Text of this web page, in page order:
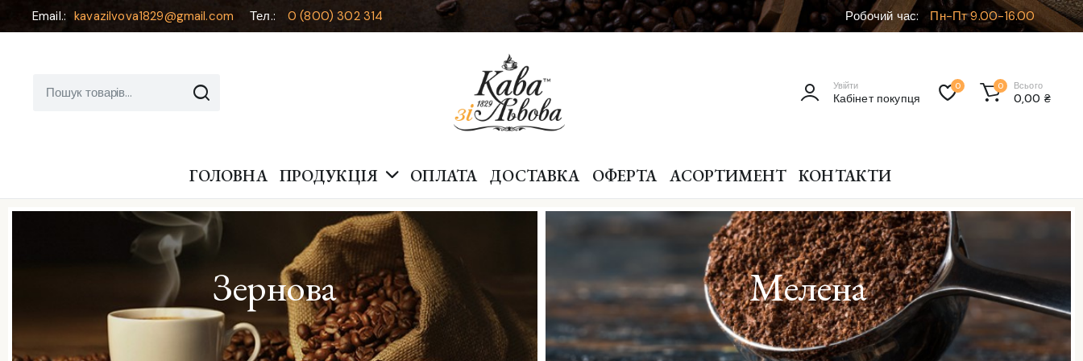
Email.: kavazilvova1829@gmail.com Тел.: 0 (800) 302 314 Робочий час: Пн-Пт 9.00-16.00
Увійти
Кабінет покупця
0 0 Всього
0,00 ₴
ГОЛОВНА ПРОДУКЦІЯ ОПЛАТА ДОСТАВКА ОФЕРТА АСОРТИМЕНТ КОНТАКТИ
Зернова Мелена